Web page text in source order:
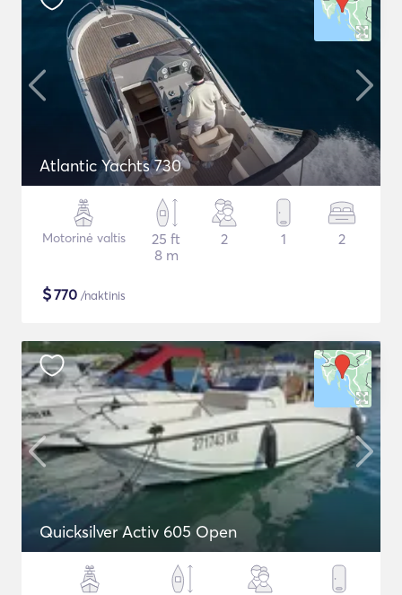
Atlantic Yachts 730
Motorinė valtis
25 ft
8 m
2 1 2
$770 /naktinis
Quicksilver Activ 605 Open